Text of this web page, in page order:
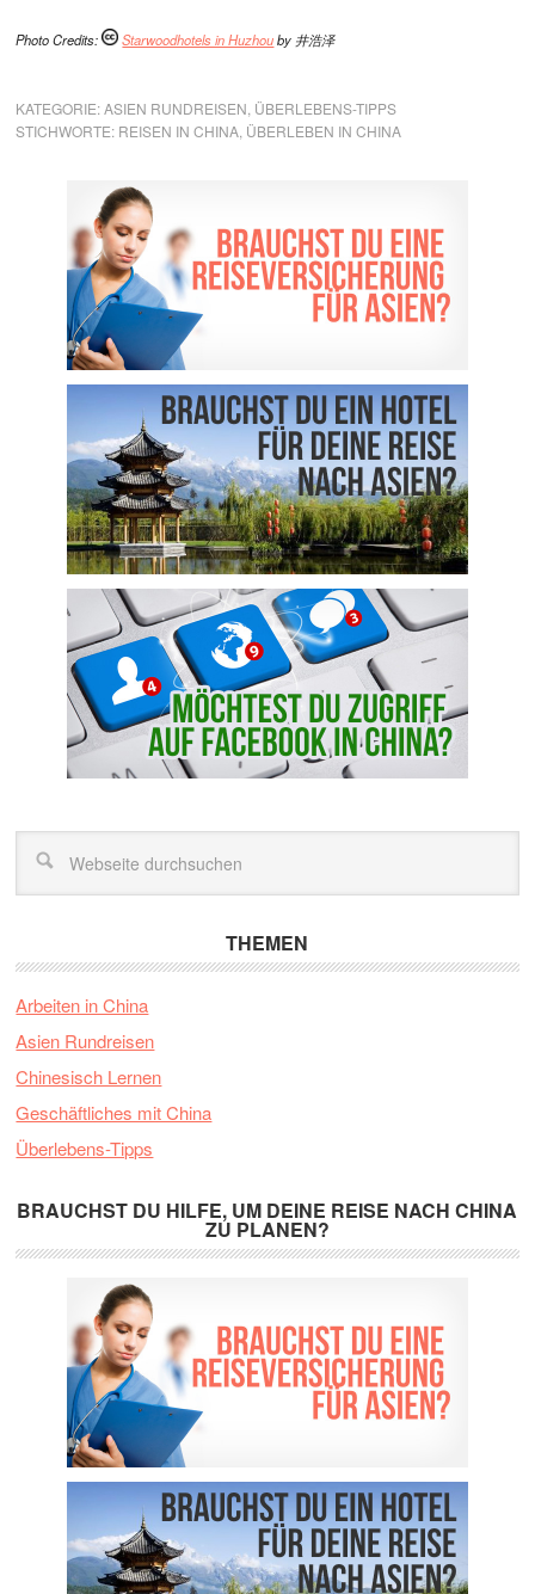
Photo Credits: Starwoodhotels in Huzhouby 井浩泽
KATEGORIE:ASIEN RUNDREISEN ÜBERLEBENS-TIPPS
STICHWORTE: REISEN IN CHINA ÜBERLEBEN IN CHINA
THEMEN
Arbeiten in China
Asien Rundreisen
Chinesisch Lernen
Geschäftliches mit China
Überlebens-Tipps
BRAUCHST DU HILFE, UM DEINE REISE NACH CHINA
ZU PLANEN?